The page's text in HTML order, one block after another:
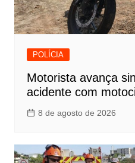
POLÍCIA
Motorista avança
acidente com
8 de agosto de 2026